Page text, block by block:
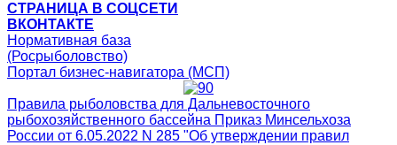
СТРАНИЦА В СОЦСЕТИ
ВКОНТАКТЕ
Нормативная база
(Росрыболовство)
Портал бизнес-навигатора (МСП)
Правила рыболовства для Дальневосточного
рыбохозяйственного бассейна Приказ Минсельхоза
России от 6.05.2022 N 285 "Об утверждении правил